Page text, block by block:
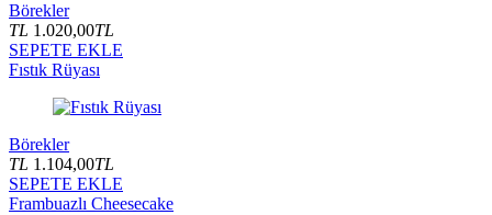
Börekler
TL 1.020,00TL
SEPETE EKLE
Fıstık Rüyası
Börekler
TL 1.104,00TL
SEPETE EKLE
Frambuazlı Cheesecake